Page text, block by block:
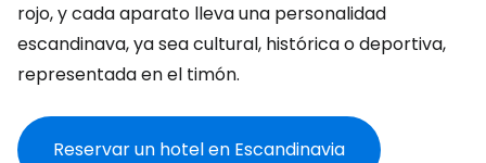
rojo, y cada aparato lleva una personalidad
escandinava, ya sea cultural, histórica o deportiva,
representada en el timón.
Reservar un hotel en Escandinavia